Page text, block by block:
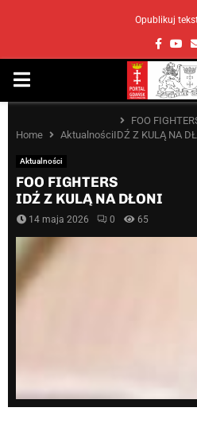
Opublikuj
PRIMARY
Home Aktualności
FOO
IDŹ Z KULĄ NA
Aktualności
FOO FIGHTERS
IDŹ Z KULĄ NA DŁONI
14 maja 2026 0 65